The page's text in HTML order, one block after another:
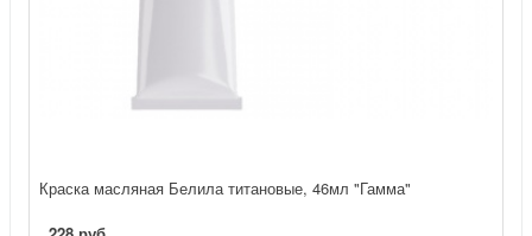
Краска масляная Белила титановые, 46мл "Гамма"